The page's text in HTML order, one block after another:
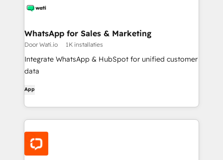
WhatsApp for Sales & Marketing
Door Wati.io 1K installaties
Integrate WhatsApp & HubSpot for unified customer
data
App